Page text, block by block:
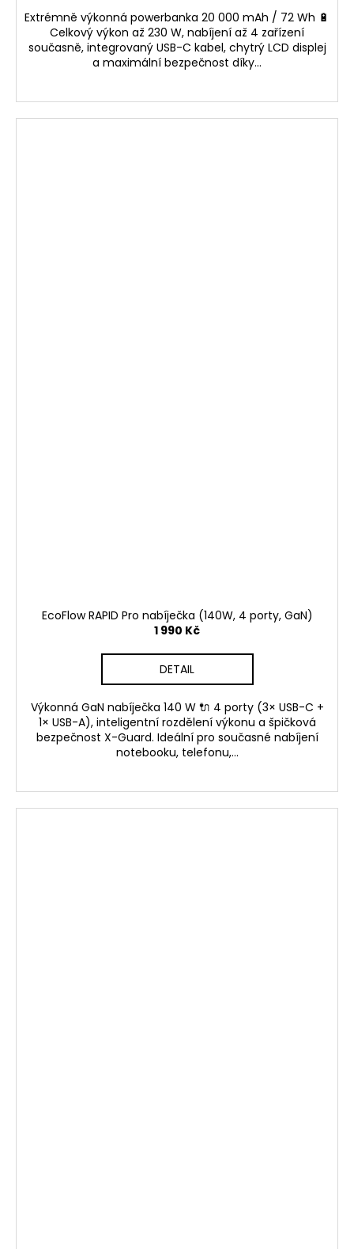
Extrémně výkonná powerbanka 20 000 mAh / 72 Wh 🔋
Celkový výkon až 230 W, nabíjení až 4 zařízení
současně, integrovaný USB-C kabel, chytrý LCD displej
a maximální bezpečnost díky...
EcoFlow RAPID Pro nabíječka (140W, 4 porty, GaN)
1 990 Kč
DETAIL
Výkonná GaN nabíječka 140 W 🔌 4 porty (3× USB-C +
1× USB-A), inteligentní rozdělení výkonu a špičková
bezpečnost X-Guard. Ideální pro současné nabíjení
notebooku, telefonu,...